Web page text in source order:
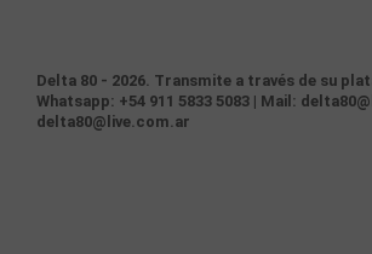
Delta 80 - 2026. Transmite a través de su
Whatsapp: +54 911 5833 5083 | Mail:
delta80@live.com.ar